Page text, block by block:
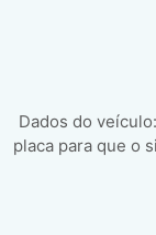
Dados do
placa para que o